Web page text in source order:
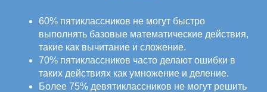
60% пятиклассников не могут быстро
выполнять базовые математические действия,
такие как вычитание и сложение.
70% пятиклассников часто делают ошибки в
таких действиях как умножение и деление.
Более 75% девятиклассников не могут решить